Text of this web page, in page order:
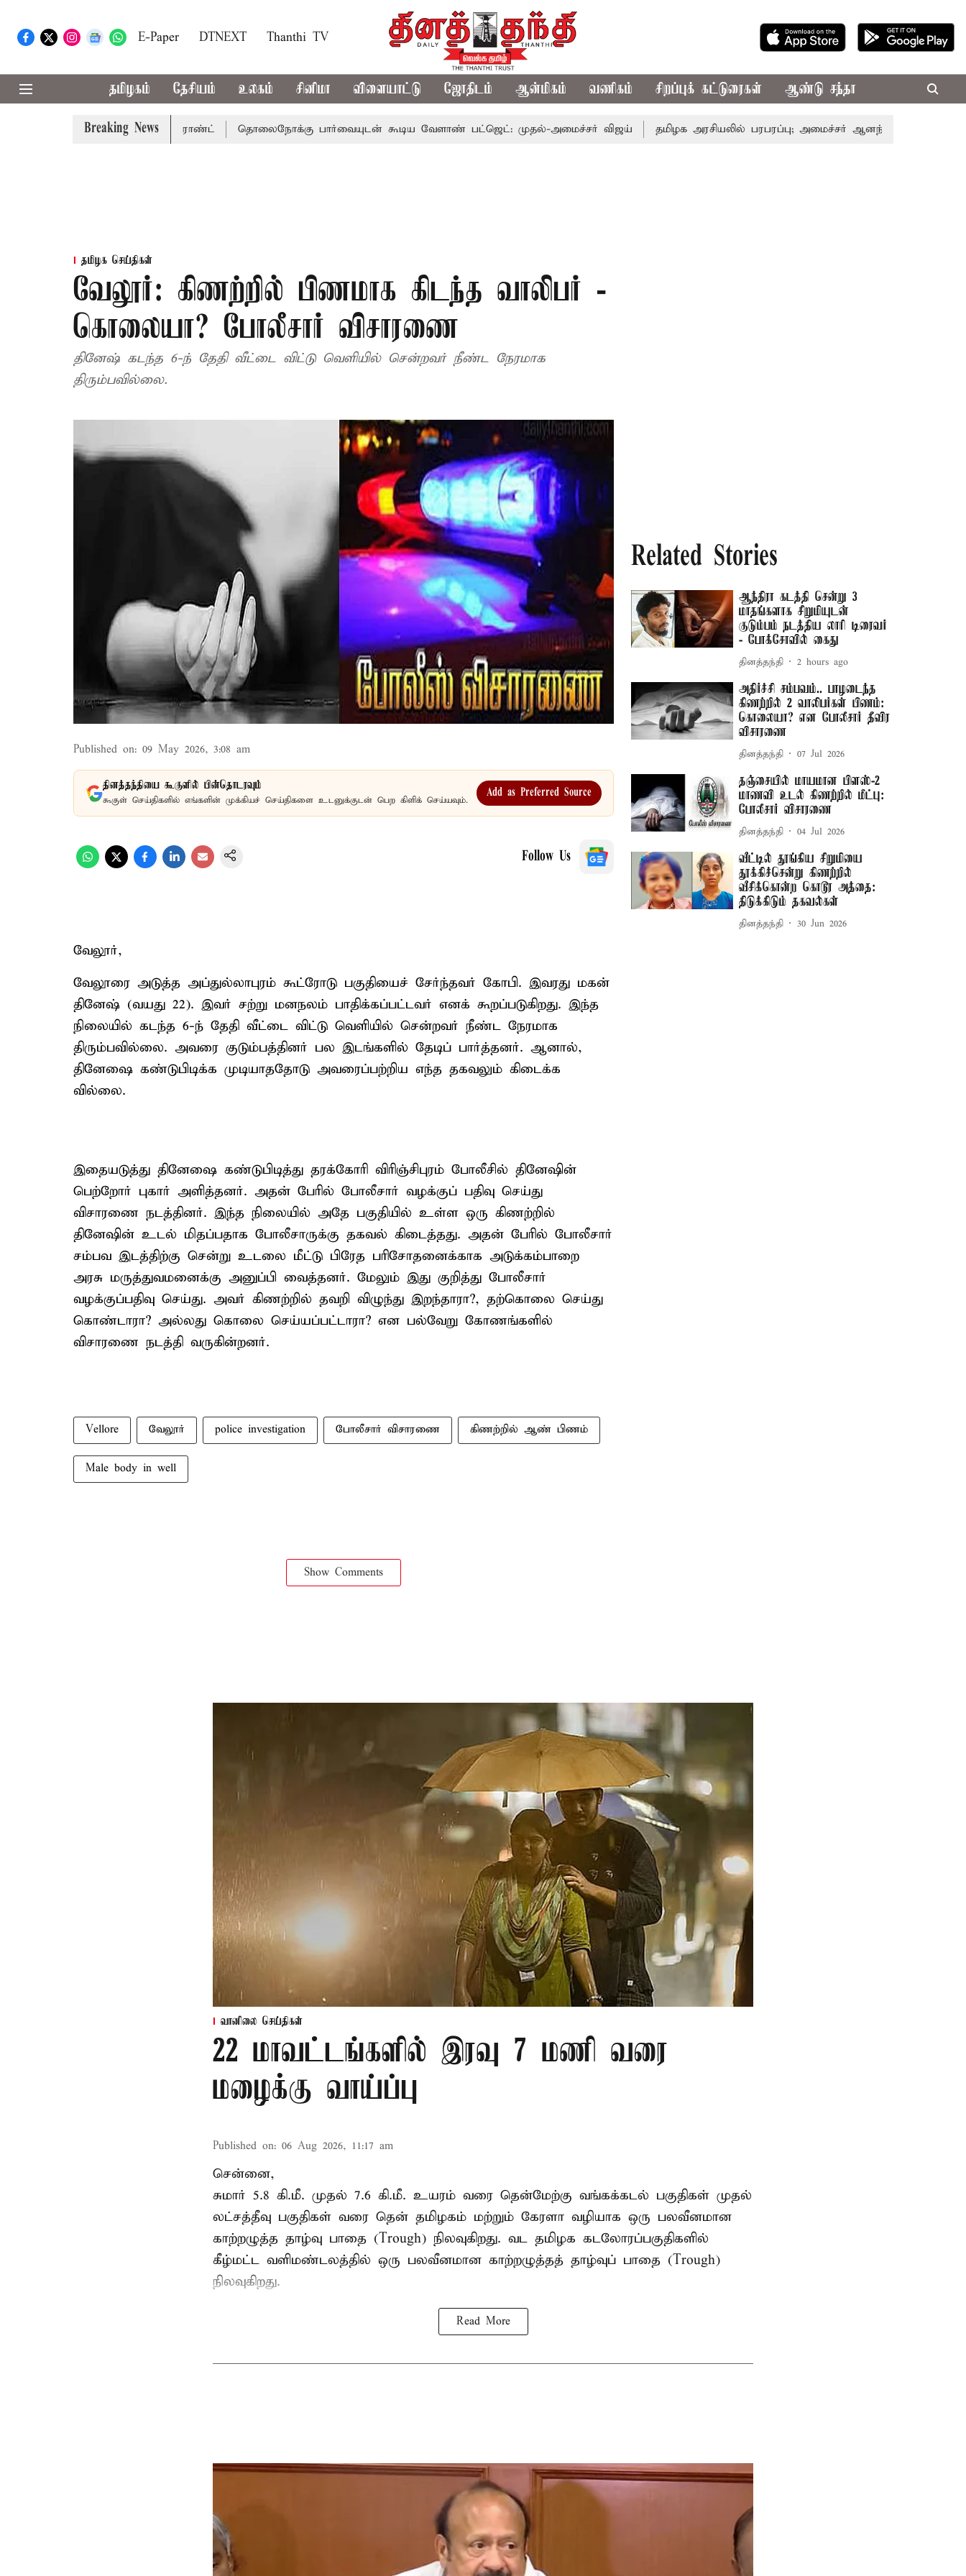
E-Paper DTNEXT Thanthi TV
தமிழகம் தேசியம் உலகம் சினிமா விளையாட்டு ஜோதிடம் ஆன்மிகம் வணிகம் சிறப்புக் கட்டுரைகள் ஆண்டு சந்தா
Breaking News
நீதிமன்றம் பிடிவாராண்ட் தொலைநோக்கு பார்வையுடன் கூடிய வேளாண் பட்ஜெட்: முதல்-அமைச்சர் விஜய் தமிழக அரசியலில் பரபரப்பு; அமைச்சர் ஆனந்த் உடன் சி.வி. சண்முகம்,
தமிழக செய்திகள்
வேலூர்: கிணற்றில் பிணமாக கிடந்த வாலிபர் -
கொலையா? போலீசார் விசாரணை
தினேஷ் கடந்த 6-ந் தேதி வீட்டை விட்டு வெளியில் சென்றவர் நீண்ட நேரமாக
திரும்பவில்லை.
Published on: 09 May 2026, 3:08 am
தினத்தந்தியை கூகுளில் பின்தொடரவும்
கூகுள் செய்திகளில் எங்களின் முக்கியச் செய்திகளை உடனுக்குடன் பெற கிளிக் செய்யவும்.
Add as Preferred Source
Follow Us
வேலூர்,
வேலூரை அடுத்த அப்துல்லாபுரம் கூட்ரோடு பகுதியைச் சேர்ந்தவர் கோபி. இவரது மகன்
தினேஷ் (வயது 22). இவர் சற்று மனநலம் பாதிக்கப்பட்டவர் எனக் கூறப்படுகிறது. இந்த
நிலையில் கடந்த 6-ந் தேதி வீட்டை விட்டு வெளியில் சென்றவர் நீண்ட நேரமாக
திரும்பவில்லை. அவரை குடும்பத்தினர் பல இடங்களில் தேடிப் பார்த்தனர். ஆனால்,
தினேஷை கண்டுபிடிக்க முடியாததோடு அவரைப்பற்றிய எந்த தகவலும் கிடைக்க
வில்லை.
இதையடுத்து தினேஷை கண்டுபிடித்து தரக்கோரி விரிஞ்சிபுரம் போலீசில் தினேஷின்
பெற்றோர் புகார் அளித்தனர். அதன் பேரில் போலீசார் வழக்குப் பதிவு செய்து
விசாரணை நடத்தினர். இந்த நிலையில் அதே பகுதியில் உள்ள ஒரு கிணற்றில்
தினேஷின் உடல் மிதப்பதாக போலீசாருக்கு தகவல் கிடைத்தது. அதன் பேரில் போலீசார்
சம்பவ இடத்திற்கு சென்று உடலை மீட்டு பிரேத பரிசோதனைக்காக அடுக்கம்பாறை
அரசு மருத்துவமனைக்கு அனுப்பி வைத்தனர். மேலும் இது குறித்து போலீசார்
வழக்குப்பதிவு செய்து. அவர் கிணற்றில் தவறி விழுந்து இறந்தாரா?, தற்கொலை செய்து
கொண்டாரா? அல்லது கொலை செய்யப்பட்டாரா? என பல்வேறு கோணங்களில்
விசாரணை நடத்தி வருகின்றனர்.
Vellore வேலூர் police investigation போலீசார் விசாரணை கிணற்றில் ஆண் பிணம்
Male body in well
Show Comments
Related Stories
ஆந்திரா கடத்தி சென்று 3
மாதங்களாக சிறுமியுடன்
குடும்பம் நடத்திய லாரி டிரைவர்
- போக்சோவில் கைது
தினத்தந்தி 2 hours ago
அதிர்ச்சி சம்பவம்.. பாழடைந்த
கிணற்றில் 2 வாலிபர்கள் பிணம்:
கொலையா? என போலீசார் தீவிர
விசாரணை
தினத்தந்தி 07 Jul 2026
தஞ்சையில் மாயமான பிளஸ்-2
மாணவி உடல் கிணற்றில் மீட்பு:
போலீசார் விசாரணை
தினத்தந்தி 04 Jul 2026
வீட்டில் தூங்கிய சிறுமியை
தூக்கிச்சென்று கிணற்றில்
வீசிக்கொன்ற கொடூர அத்தை:
திடுக்கிடும் தகவல்கள்
தினத்தந்தி 30 Jun 2026
வானிலை செய்திகள்
22 மாவட்டங்களில் இரவு 7 மணி வரை
மழைக்கு வாய்ப்பு
Published on: 06 Aug 2026, 11:17 am
சென்னை,
சுமார் 5.8 கி.மீ. முதல் 7.6 கி.மீ. உயரம் வரை தென்மேற்கு வங்கக்கடல் பகுதிகள் முதல்
லட்சத்தீவு பகுதிகள் வரை தென் தமிழகம் மற்றும் கேரளா வழியாக ஒரு பலவீனமான
காற்றழுத்த தாழ்வு பாதை (Trough) நிலவுகிறது. வட தமிழக கடலோரப்பகுதிகளில்
கீழ்மட்ட வளிமண்டலத்தில் ஒரு பலவீனமான காற்றழுத்தத் தாழ்வுப் பாதை (Trough)
நிலவுகிறது.
Read More